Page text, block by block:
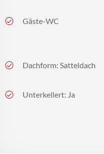
Gäste-WC
Dachform: Satteldach
Unterkellert: Ja